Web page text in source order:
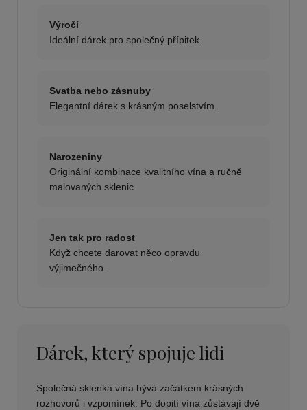
Výročí
Ideální dárek pro společný přípitek.
Svatba nebo zásnuby
Elegantní dárek s krásným poselstvím.
Narozeniny
Originální kombinace kvalitního vína a ručně
malovaných sklenic.
Jen tak pro radost
Když chcete darovat něco opravdu
výjimečného.
Dárek, který spojuje lidi
Společná sklenka vína bývá začátkem krásných
rozhovorů i vzpomínek. Po dopití vína zůstávají dvě